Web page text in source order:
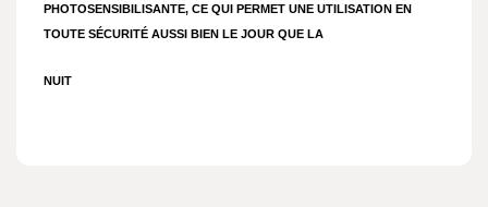
PHOTOSENSIBILISANTE, CE QUI PERMET UNE UTILISATION EN
TOUTE SÉCURITÉ AUSSI BIEN LE JOUR QUE LA
NUIT